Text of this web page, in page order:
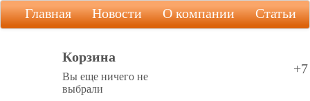
Главная Новости О компании Статьи
Корзина
Вы еще ничего не
выбрали